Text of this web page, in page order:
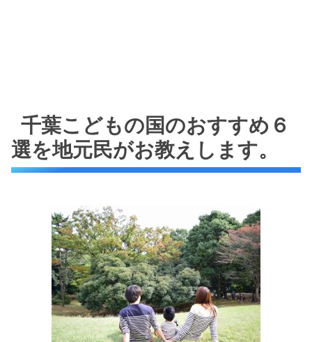
千葉こどもの国のおすすめ６
選を地元民がお教えします。